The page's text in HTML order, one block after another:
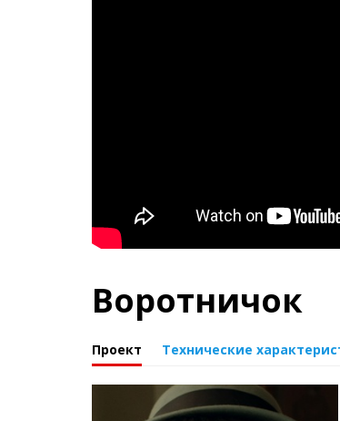
Воротничок
Проект Технические